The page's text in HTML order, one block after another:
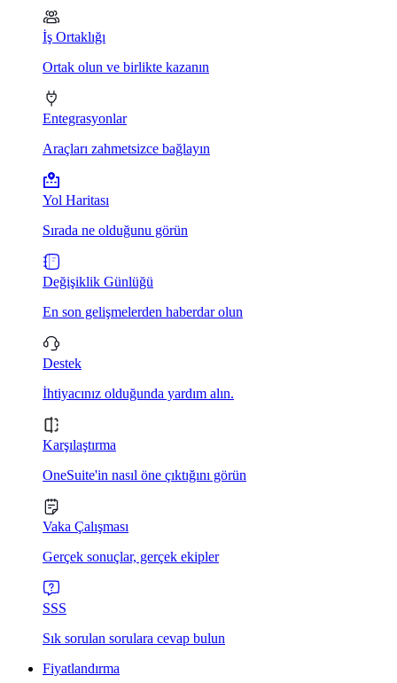
İş Ortaklığı
Ortak olun ve birlikte kazanın
Entegrasyonlar
Araçları zahmetsizce bağlayın
Yol Haritası
Sırada ne olduğunu görün
Değişiklik Günlüğü
En son gelişmelerden haberdar olun
Destek
İhtiyacınız olduğunda yardım alın.
Karşılaştırma
OneSuite'in nasıl öne çıktığını görün
Vaka Çalışması
Gerçek sonuçlar, gerçek ekipler
SSS
Sık sorulan sorulara cevap bulun
Fiyatlandırma